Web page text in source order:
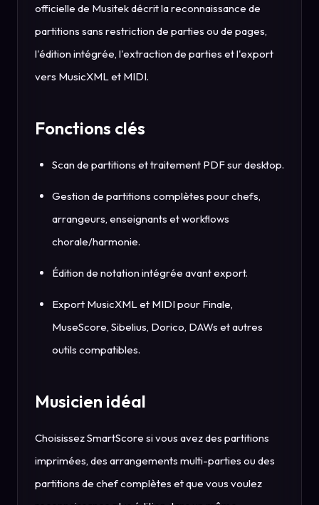
officielle de Musitek décrit la reconnaissance de
partitions sans restriction de parties ou de pages,
l'édition intégrée, l'extraction de parties et l'export
vers MusicXML et MIDI.
Fonctions clés
Scan de partitions et traitement PDF sur desktop.
Gestion de partitions complètes pour chefs,
arrangeurs, enseignants et workflows
chorale/harmonie.
Édition de notation intégrée avant export.
Export MusicXML et MIDI pour Finale,
MuseScore, Sibelius, Dorico, DAWs et autres
outils compatibles.
Musicien idéal
Choisissez SmartScore si vous avez des partitions
imprimées, des arrangements multi-parties ou des
partitions de chef complètes et que vous voulez